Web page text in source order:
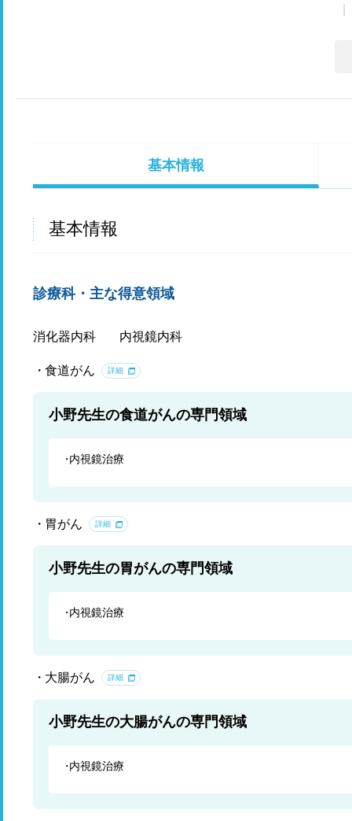
基本情報
基本情報
診療科・主な得意領域
消化器内科 内視鏡内科
食道がん 詳細
小野先生の食道がんの専門領域
内視鏡治療
胃がん 詳細
小野先生の胃がんの専門領域
内視鏡治療
大腸がん 詳細
小野先生の大腸がんの専門領域
内視鏡治療